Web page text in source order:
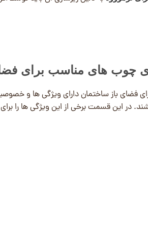
چوب های مناسب برای
فضای باز ساختمان دارای ویژگی ها و
در این قسمت برخی از این ویژگی ها را